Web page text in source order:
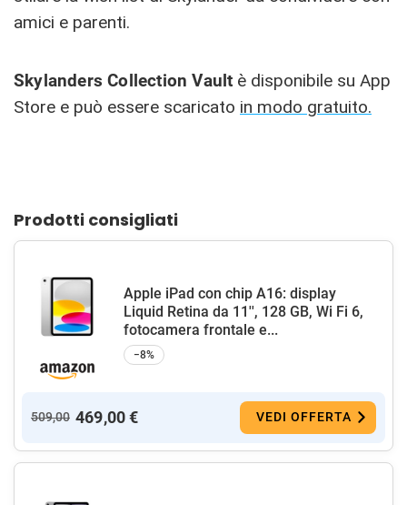
amici e parenti.
Skylanders Collection Vault è disponibile su App
Store e può essere scaricato in modo gratuito.
Prodotti consigliati
Apple iPad con chip A16: display
Liquid Retina da 11'', 128 GB, Wi Fi 6,
fotocamera frontale e...
−8%
509,00 469,00 € VEDI OFFERTA